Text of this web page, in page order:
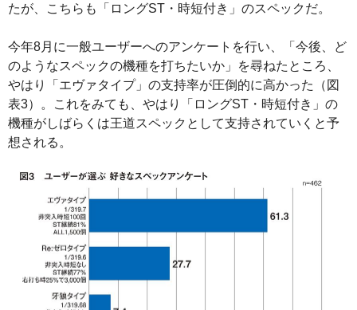
たが、こちらも「ロングST・時短付き」のスペックだ。
今年8月に一般ユーザーへのアンケートを行い、「今後、ど
のようなスペックの機種を打ちたいか」を尋ねたところ、
やはり「エヴァタイプ」の支持率が圧倒的に高かった（図
表3）。これをみても、やはり「ロングST・時短付き」の
機種がしばらくは王道スペックとして支持されていくと予
想される。